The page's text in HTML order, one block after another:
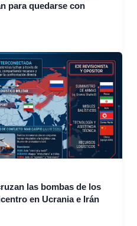
para quedarse con
las bombas de los
en Ucrania e Irán